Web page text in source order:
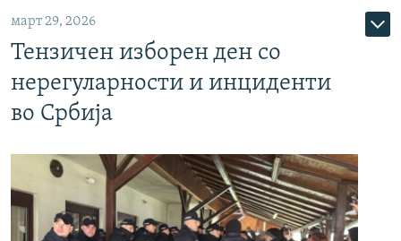
март 29, 2026
Тензичен изборен ден со
нерегуларности и инциденти
во Србија